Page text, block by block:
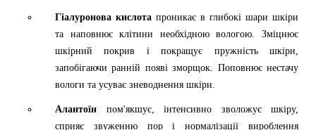
Гіалуронова кислота проникає в глибокі шари шкіри
та наповнює клітини необхідною вологою. Зміцнює
шкірний покрив і покращує пружність шкіри,
запобігаючи ранній появі зморщок. Поповнює нестачу
вологи та усуває зневоднення шкіри.
Алантоїн пом'якшує, інтенсивно зволожує шкіру,
сприяє звуженню пор і нормалізації вироблення